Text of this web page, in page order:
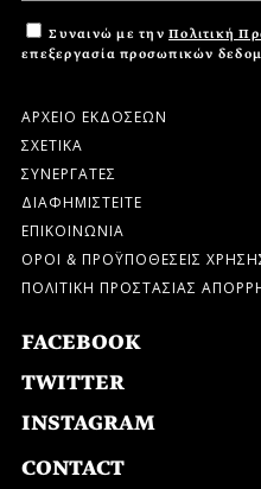
Συναινώ με την Πολιτική
επεξεργασία προσωπικών
ΑΡΧΕΙΟ ΕΚΔΟΣΕΩΝ
ΣΧΕΤΙΚΑ
ΣΥΝΕΡΓΑΤΕΣ
ΔΙΑΦΗΜΙΣΤΕΙΤΕ
ΕΠΙΚΟΙΝΩΝΙΑ
ΟΡΟΙ & ΠΡΟΫΠΟΘΕΣΕΙΣ
ΠΟΛΙΤΙΚΗ ΠΡΟΣΤΑΣΙΑΣ
FACEBOOK
TWITTER
INSTAGRAM
CONTACT